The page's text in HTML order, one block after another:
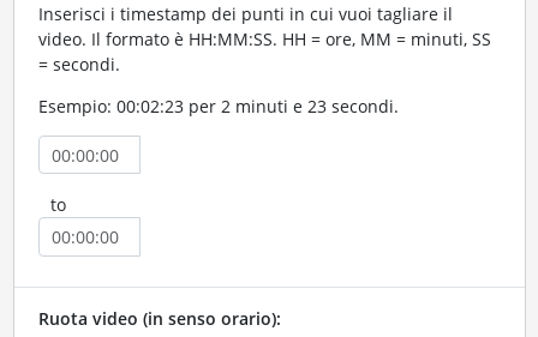
Inserisci i timestamp dei punti in cui vuoi tagliare il
video. Il formato è HH:MM:SS. HH = ore, MM = minuti, SS
= secondi.
Esempio: 00:02:23 per 2 minuti e 23 secondi.
to
Ruota video (in senso orario):